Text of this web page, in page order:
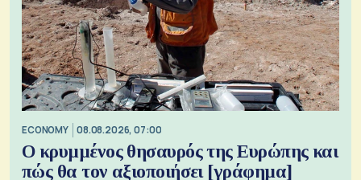
ECONOMY 08.08.2026, 07:00
Ο κρυμμένος θησαυρός της Ευρώπης και
πώς θα τον αξιοποιήσει [γράφημα]